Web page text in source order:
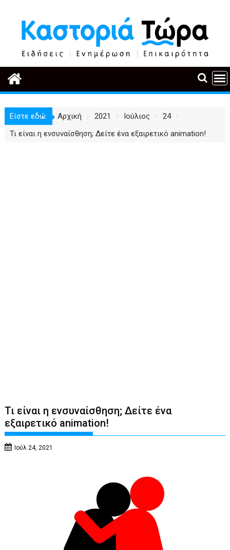
περιεχόμενο
Είστε εδώ: Αρχική 2021 Ιούλιος
24
Τι είναι η ενσυναίσθηση; Δείτε ένα εξαιρετικό animation!
Τι είναι η ενσυναίσθηση; Δείτε ένα
εξαιρετικό animation!
Ιούλ 24, 2021